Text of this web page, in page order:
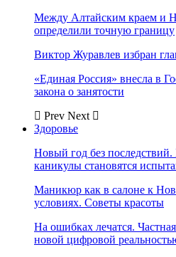
Между Алтайским краем и
определили точную границу
Виктор Журавлев избран
«Единая Россия» внесла в
закона о занятости
Prev Next
Здоровье
Новый год без
каникулы становятся
Маникюр как в салоне к
условиях. Советы красоты
На ошибках лечатся.
новой цифровой